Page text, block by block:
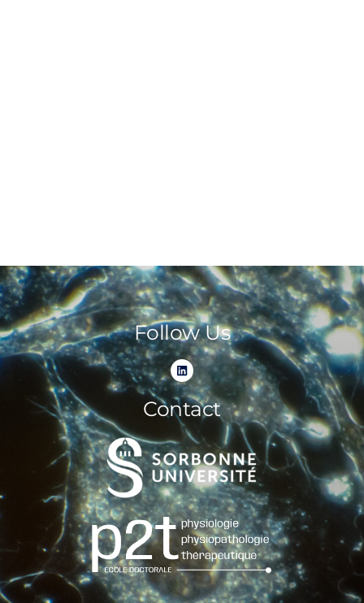
Follow Us
Contact